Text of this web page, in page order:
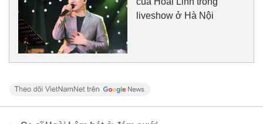
liveshow ở Hà Nội